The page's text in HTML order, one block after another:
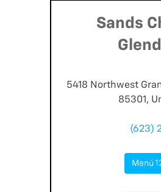
Sands
5418 Northwest
85301,
(623)
Menú